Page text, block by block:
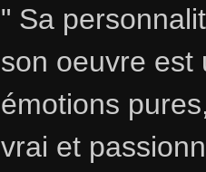
" Sa
son oeuvre est
émotions
vrai et